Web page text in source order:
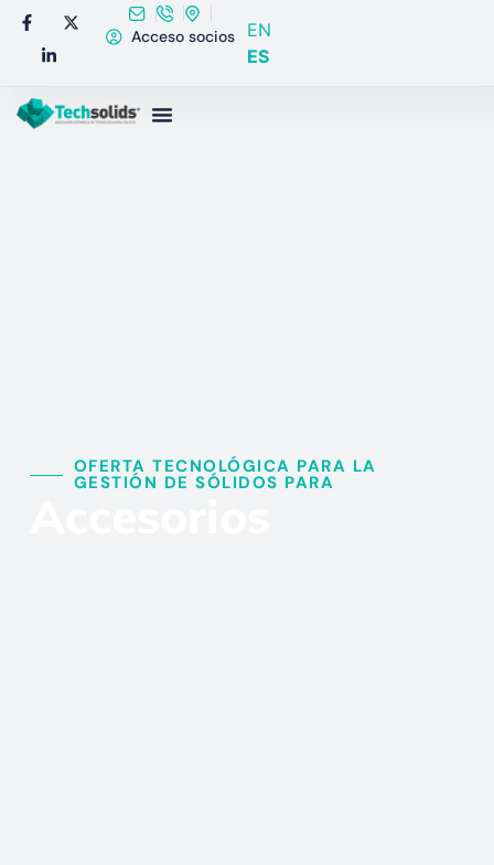
Acceso socios
EN
ES
OFERTA TECNOLÓGICA PARA LA
GESTIÓN DE SÓLIDOS PARA​